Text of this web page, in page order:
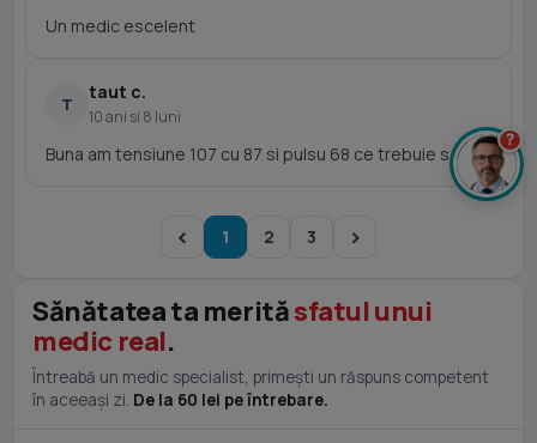
Un medic escelent
T
taut c.
10 ani si 8 luni
Buna am tensiune 107 cu 87 si pulsu 68 ce trebuie sa fac
1 2 3
Sănătatea ta merităsfatul unui
medic real.
Întreabă un medic specialist, primești un răspuns competent
în aceeași zi. De la 60 lei pe întrebare.
?